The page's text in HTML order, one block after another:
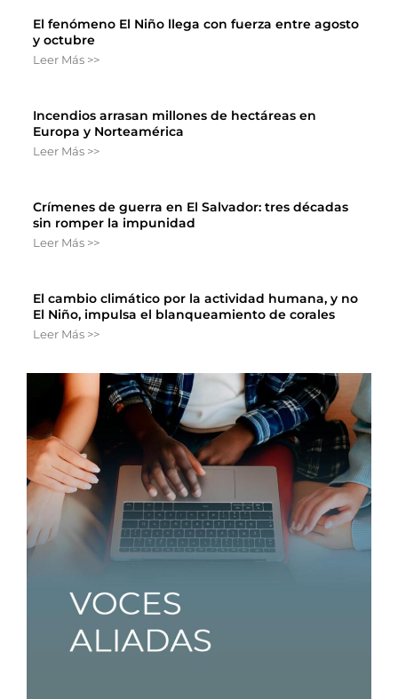
El fenómeno El Niño llega con fuerza entre agosto
y octubre
Leer Más >>
Incendios arrasan millones de hectáreas en
Europa y Norteamérica
Leer Más >>
Crímenes de guerra en El Salvador: tres décadas
sin romper la impunidad
Leer Más >>
El cambio climático por la actividad humana, y no
El Niño, impulsa el blanqueamiento de corales
Leer Más >>